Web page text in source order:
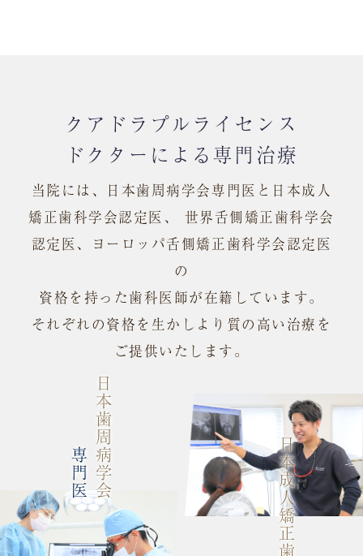
クアドラプルライセンス
ドクターによる専門治療
当院には、日本歯周病学会専門医と日本成人
矯正歯科学会認定医、 世界舌側矯正歯科学会
認定医、ヨーロッパ舌側矯正歯科学会認定医
の
資格を持った歯科医師が在籍しています。
それぞれの資格を生かしより質の高い治療を
ご提供いたします。
日本歯周病学会
専門医